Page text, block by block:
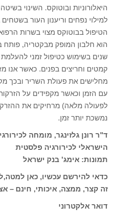
היאלורוניות ובוטוקס. השינוי
למילוי נפחים וריענון העור
הטיפול בבוטוקס מצוי בשרות
שנים בשימוש כטיפול זמני
קמטים וחריצים בפנים. כאשר אנו
מחלישים את פעולת השריר ובכך
עם הזמן וכאשר מקפידים על
לפעולה מלאה) מרחיקים את
נמשכת יותר זמן.
ד"ר רונן גלזינגר, מומחה
הישראלי לכירורגיה פלסטית
תמונות: אימג' בנק ישראל
כדאי להירשם עכשיו, כאן
זה קצר, ממצה, איכותי, חינם –
דואר אלקטרוני